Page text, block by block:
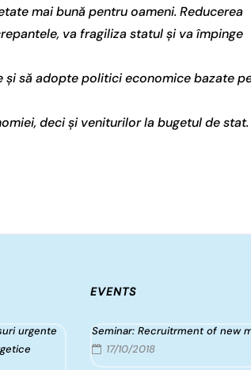
mai bună pentru oameni. Reducerea
va fragiliza statul și va împinge
și să adopte politici economice bazate
deci și veniturilor la bugetul de stat.
urgente
EVENTS
Seminar: Recruitrment of new
17/10/2018